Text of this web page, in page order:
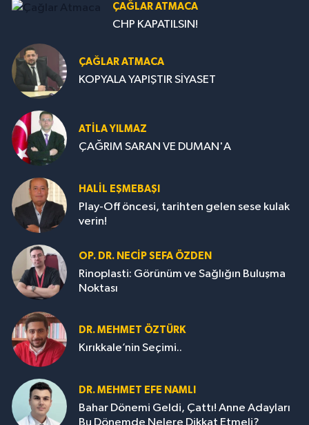
ÇAĞLAR ATMACA
CHP KAPATILSIN!
ÇAĞLAR ATMACA
KOPYALA YAPIŞTIR SİYASET
ATILA YILMAZ
ÇAĞRIM SARAN VE DUMAN'A
HALIL EŞMEBAŞI
Play-Off öncesi, tarihten gelen sese kulak
verin!
OP. DR. NECIP SEFA ÖZDEN
Rinoplasti: Görünüm ve Sağlığın Buluşma
Noktası
DR. MEHMET ÖZTÜRK
Kırıkkale’nin Seçimi..
DR. MEHMET EFE NAMLI
Bahar Dönemi Geldi, Çattı! Anne Adayları
Bu Dönemde Nelere Dikkat Etmeli?